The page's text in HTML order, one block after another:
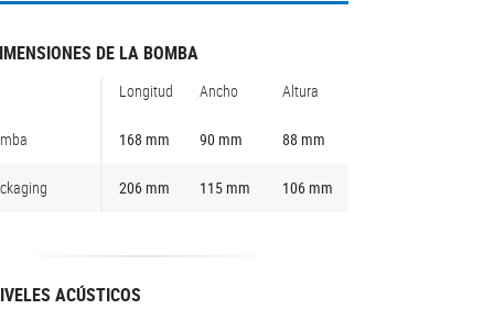
DE LA BOMBA
Longitud Ancho Altura
168 mm 90 mm 88 mm
206 mm 115 mm 106 mm
ACÚSTICOS